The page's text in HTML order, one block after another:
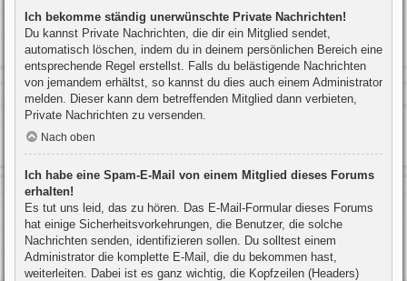
Ich bekomme ständig unerwünschte Private Nachrichten!
Du kannst Private Nachrichten, die dir ein Mitglied sendet,
automatisch löschen, indem du in deinem persönlichen Bereich eine
entsprechende Regel erstellst. Falls du belästigende Nachrichten
von jemandem erhältst, so kannst du dies auch einem Administrator
melden. Dieser kann dem betreffenden Mitglied dann verbieten,
Private Nachrichten zu versenden.
Nach oben
Ich habe eine Spam-E-Mail von einem Mitglied dieses Forums
erhalten!
Es tut uns leid, das zu hören. Das E-Mail-Formular dieses Forums
hat einige Sicherheitsvorkehrungen, die Benutzer, die solche
Nachrichten senden, identifizieren sollen. Du solltest einem
Administrator die komplette E-Mail, die du bekommen hast,
weiterleiten. Dabei ist es ganz wichtig, die Kopfzeilen (Headers)